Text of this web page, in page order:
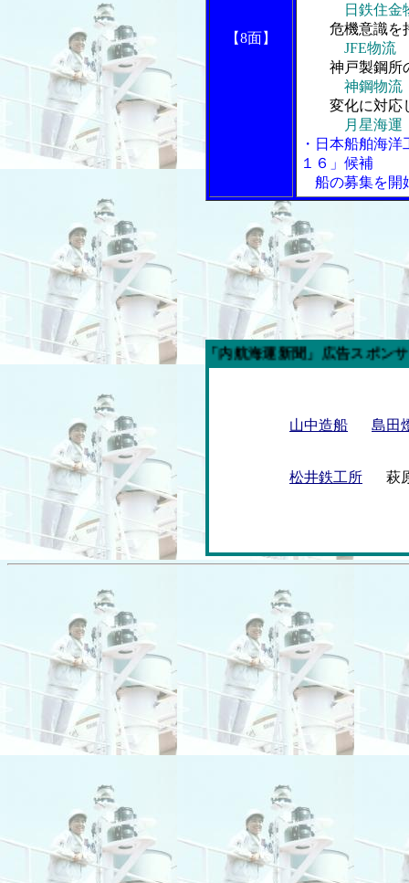
【8面】
日鉄住
危機意識を
JFE物流
神戸製鋼所
神鋼物
変化に対応
月星海
・日本船舶海
１６」候補
船の募集を開
今週の「内航海運新聞」広告スポンサー企業
山中造船 島田
松井鉄工所 萩